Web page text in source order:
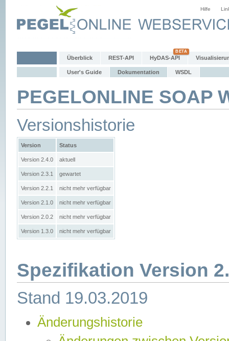
Hilfe
Überblick REST-API HyDAS-API
User's Guide Dokumentation WSDL
PEGELONLINE SOAP
Versionshistorie
Version Status
Version 2.4.0 aktuell
Version 2.3.1 gewartet
Version 2.2.1 nicht mehr verfügbar
Version 2.1.0 nicht mehr verfügbar
Version 2.0.2 nicht mehr verfügbar
Version 1.3.0 nicht mehr verfügbar
Spezifikation Version
Stand 19.03.2019
Änderungshistorie